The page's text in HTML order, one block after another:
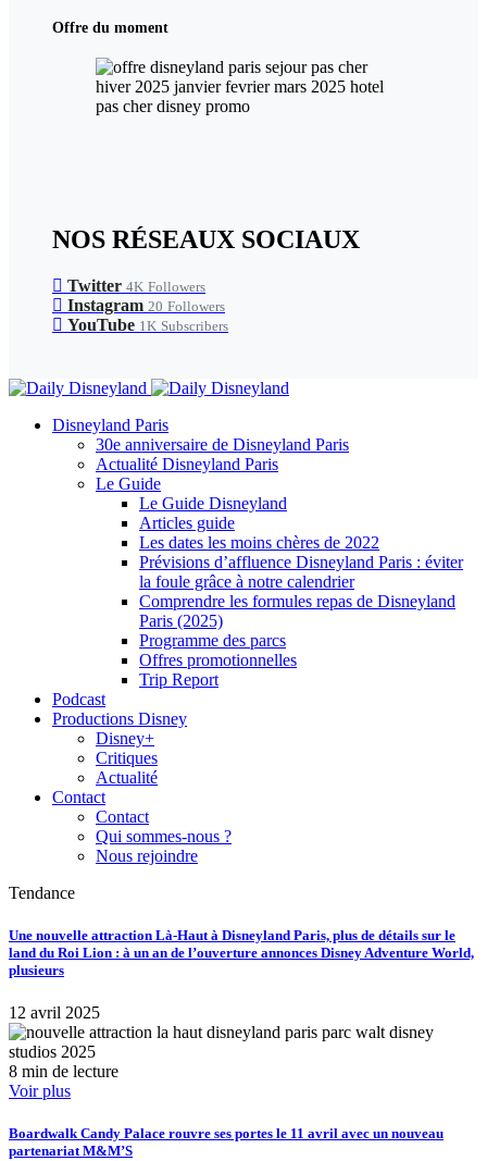
Offre du moment
NOS RÉSEAUX SOCIAUX
Twitter 4K Followers
Instagram 20 Followers
YouTube 1K Subscribers
Disneyland Paris
30e anniversaire de Disneyland Paris
Actualité Disneyland Paris
Le Guide
Le Guide Disneyland
Articles guide
Les dates les moins chères de 2022
Prévisions d’affluence Disneyland Paris : éviter
la foule grâce à notre calendrier
Comprendre les formules repas de Disneyland
Paris (2025)
Programme des parcs
Offres promotionnelles
Trip Report
Podcast
Productions Disney
Disney+
Critiques
Actualité
Contact
Contact
Qui sommes-nous ?
Nous rejoindre
Tendance
Une nouvelle attraction Là-Haut à Disneyland Paris, plus de détails sur le
land du Roi Lion : à un an de l’ouverture annonces Disney Adventure World,
plusieurs
12 avril 2025
8 min de lecture
Voir plus
Boardwalk Candy Palace rouvre ses portes le 11 avril avec un nouveau
partenariat M&M’S